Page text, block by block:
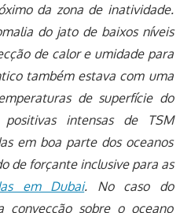
da zona de inatividade.
do jato de baixos níveis
de calor e umidade para
também estava com uma
de superfície do
intensas de TSM
em boa parte dos oceanos
de forçante inclusive para as
em Dubai. No caso do
convecção sobre o oceano